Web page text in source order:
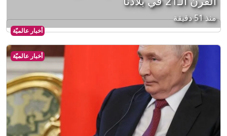
أخبار عالميّة
منذ 51 دقيقة
أخبار عالميّة